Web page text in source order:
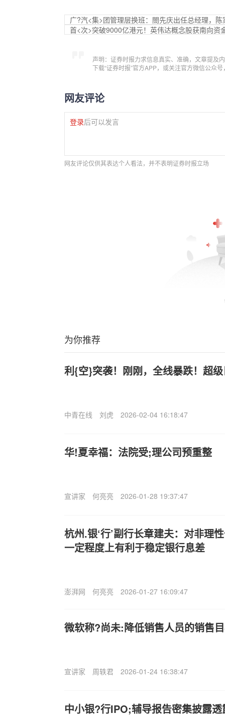
广?汽<集>团管理层换班：閤先庆出任总经理，
首<次>突破9000亿港元！英伟达概念股获南向资
声明：证券时报力求信息真实、准确，文章提及
下载“证券时报”官方APP，或关注官方微信公众
网友评论
登录后可以发言
网友评论仅供其表达个人看法，并不表明证券时报立场
为你推荐
利{空}突袭！刚刚，全线暴跌！超
中青在线 刘虎 2026-02-04 16:18:47
华!夏幸福：法院受;理公司预重整
宣讲家 何亮亮 2026-01-28 19:37:47
杭州.银‘行’副行长章建夫：对非理
一定程度上有利于稳定银行息差
澎湃网 何亮亮 2026-01-27 16:09:47
微软称?尚未:降低销售人员的销售
宣讲家 周轶君 2026-01-24 16:38:47
中小银?行IPO;辅导报告密集披露